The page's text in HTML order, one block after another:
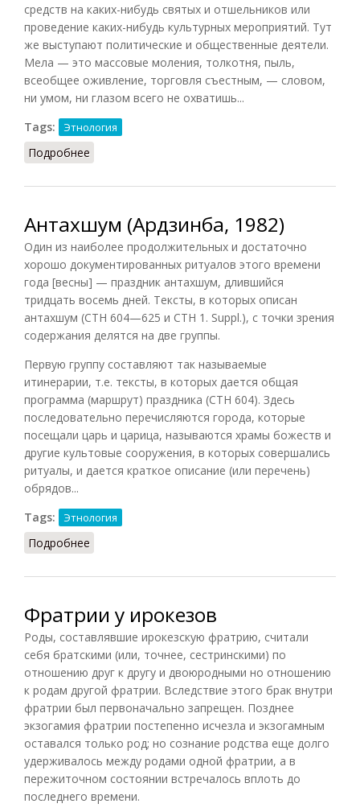
средств на каких-нибудь святых и отшельников или
проведение каких-нибудь культурных мероприятий. Тут
же выступают политические и общественные деятели.
Мела — это массовые моления, толкотня, пыль,
всеобщее оживление, торговля съестным, — словом,
ни умом, ни глазом всего не охватишь...
Tags:
Этнология
Подробнее
Антахшум (Ардзинба, 1982)
Один из наиболее продолжительных и достаточно
хорошо документированных ритуалов этого времени
года [весны] — праздник антахшум, длившийся
тридцать восемь дней. Тексты, в которых описан
антахшум (СТН 604—625 и СТН 1. Suppl.), с точки зрения
содержания делятся на две группы.
Первую группу составляют так называемые
итинерарии, т.е. тексты, в которых дается общая
программа (маршрут) праздника (СТН 604). Здесь
последовательно перечисляются города, которые
посещали царь и царица, называются храмы божеств и
другие культовые сооружения, в которых совершались
ритуалы, и дается краткое описание (или перечень)
обрядов...
Tags:
Этнология
Подробнее
Фратрии у ирокезов
Роды, составлявшие ирокезскую фратрию, считали
себя братскими (или, точнее, сестринскими) по
отношению друг к другу и двоюродными но отношению
к родам другой фратрии. Вследствие этого брак внутри
фратрии был первоначально запрещен. Позднее
экзогамия фратрии постепенно исчезла и экзогамным
оставался только род; но сознание родства еще долго
удерживалось между родами одной фратрии, а в
пережиточном состоянии встречалось вплоть до
последнего времени.